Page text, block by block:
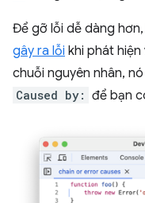
Để gỡ lỗi dễ dàng
gây ra lỗi khi phát hiện
chuỗi nguyên nhân,
Caused by: để bạn